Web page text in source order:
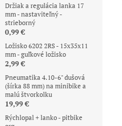
Držiak a regulácia lanka 17
mm - nastaviteľný -
strieborný
0,99 €
Ložisko 6202 2RS - 15x35x11
mm - guľkové ložisko
2,99 €
Pneumatika 4.10-6" dušová
(šírka 88 mm) na minibike a
malú štvorkolku
19,99 €
Rýchlopal + lanko - pitbike